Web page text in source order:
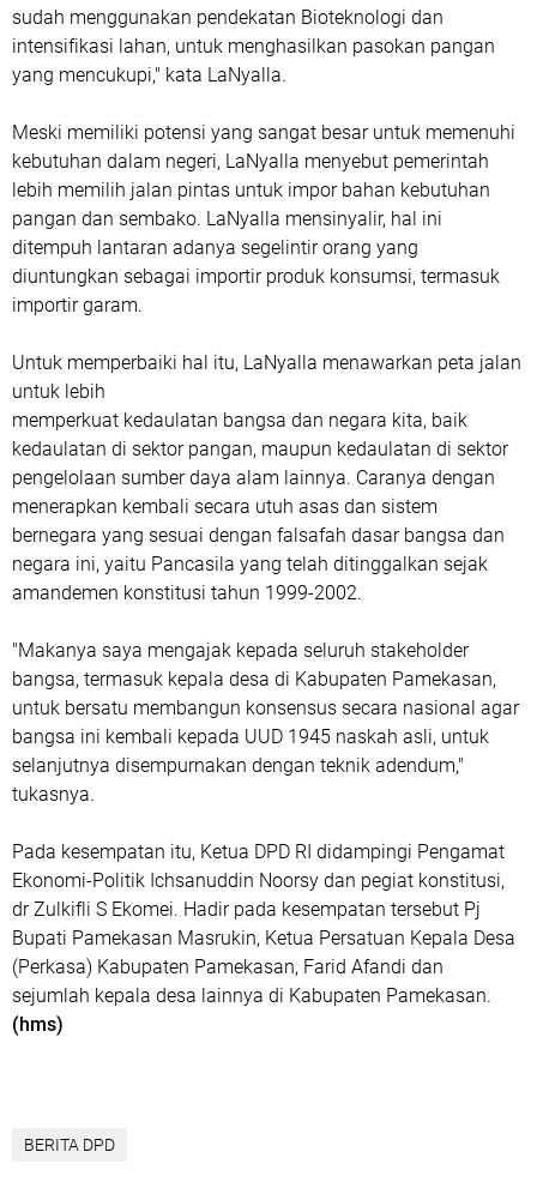
sudah menggunakan pendekatan Bioteknologi dan
intensifikasi lahan, untuk menghasilkan pasokan pangan
yang mencukupi," kata LaNyalla.
Meski memiliki potensi yang sangat besar untuk memenuhi
kebutuhan dalam negeri, LaNyalla menyebut pemerintah
lebih memilih jalan pintas untuk impor bahan kebutuhan
pangan dan sembako. LaNyalla mensinyalir, hal ini
ditempuh lantaran adanya segelintir orang yang
diuntungkan sebagai importir produk konsumsi, termasuk
importir garam.
Untuk memperbaiki hal itu, LaNyalla menawarkan peta jalan
untuk lebih
memperkuat kedaulatan bangsa dan negara kita, baik
kedaulatan di sektor pangan, maupun kedaulatan di sektor
pengelolaan sumber daya alam lainnya. Caranya dengan
menerapkan kembali secara utuh asas dan sistem
bernegara yang sesuai dengan falsafah dasar bangsa dan
negara ini, yaitu Pancasila yang telah ditinggalkan sejak
amandemen konstitusi tahun 1999-2002.
"Makanya saya mengajak kepada seluruh stakeholder
bangsa, termasuk kepala desa di Kabupaten Pamekasan,
untuk bersatu membangun konsensus secara nasional agar
bangsa ini kembali kepada UUD 1945 naskah asli, untuk
selanjutnya disempurnakan dengan teknik adendum,"
tukasnya.
Pada kesempatan itu, Ketua DPD RI didampingi Pengamat
Ekonomi-Politik Ichsanuddin Noorsy dan pegiat konstitusi,
dr Zulkifli S Ekomei. Hadir pada kesempatan tersebut Pj
Bupati Pamekasan Masrukin, Ketua Persatuan Kepala Desa
(Perkasa) Kabupaten Pamekasan, Farid Afandi dan
sejumlah kepala desa lainnya di Kabupaten Pamekasan.
(hms)
BERITA DPD